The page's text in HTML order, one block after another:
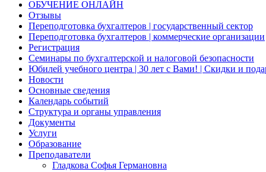
ОБУЧЕНИЕ ОНЛАЙН
Отзывы
Переподготовка бухгалтеров | государственный сектор
Переподготовка бухгалтеров | коммерческие организации
Регистрация
Семинары по бухгалтерской и налоговой безопасности
Юбилей учебного центра | 30 лет с Вами! | Скидки и
Новости
Основные сведения
Календарь событий
Структура и органы управления
Документы
Услуги
Образование
Преподаватели
Гладкова Софья Германовна